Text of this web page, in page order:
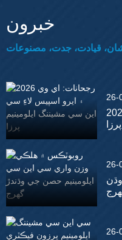
خبرون
قيادت، جدت، مصنوعات
26-
سي اين سي مشيننگ ايل
26-
26-